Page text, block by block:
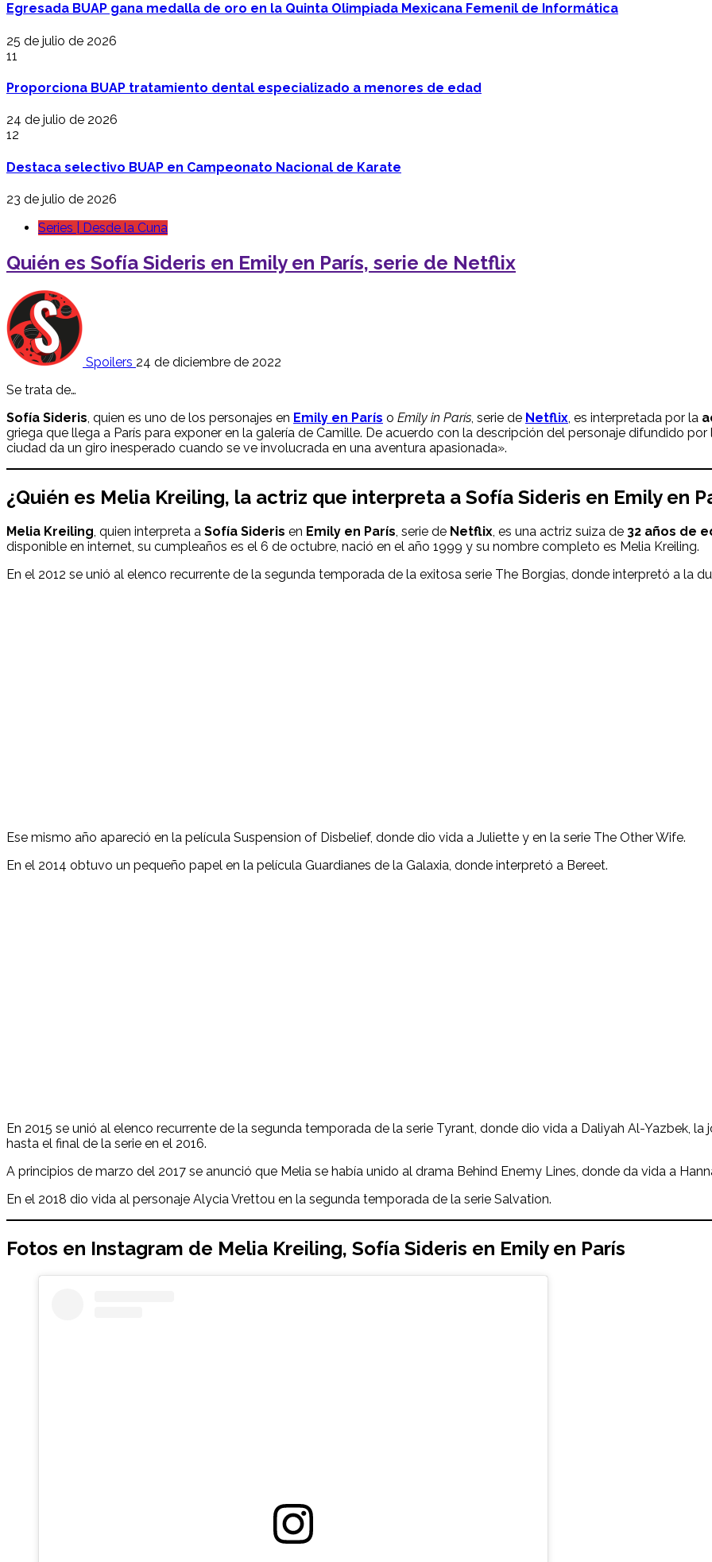
Egresada BUAP gana medalla de oro en la Quinta Olimpiada Mexicana Femenil de Informática
25 de julio de 2026
11
Proporciona BUAP tratamiento dental especializado a menores de edad
24 de julio de 2026
12
Destaca selectivo BUAP en Campeonato Nacional de Karate
23 de julio de 2026
Series | Desde la Cuna
Quién es Sofía Sideris en Emily en París, serie de Netflix
Spoilers 24 de diciembre de 2022
Se trata de…
Sofía Sideris , quien es uno de los personajes en Emily en París o Emily in París , serie de Netflix , es interpretada por la
griega que llega a París para exponer en la galería de Camille. De acuerdo con la descripción del personaje difundido
ciudad da un giro inesperado cuando se ve involucrada en una aventura apasionada».
¿Quién es Melia Kreiling, la actriz que interpreta a Sofía Sideris en Emily en
Melia Kreiling, quien interpreta a Sofía Sideris en Emily en París, serie de Netflix, es una actriz suiza de 32 años de
disponible en internet, su cumpleaños es el 6 de octubre, nació en el año 1999 y su nombre completo es Melia Kreiling.
En el 2012 se unió al elenco recurrente de la segunda temporada de la exitosa serie The Borgias, donde interpretó a la
Ese mismo año apareció en la película Suspension of Disbelief, donde dio vida a Juliette y en la serie The Other Wife.
En el 2014 obtuvo un pequeño papel en la película Guardianes de la Galaxia, donde interpretó a Bereet.
En 2015 se unió al elenco recurrente de la segunda temporada de la serie Tyrant, donde dio vida a Daliyah Al-Yazbek,
hasta el final de la serie en el 2016.
A principios de marzo del 2017 se anunció que Melia se había unido al drama Behind Enemy Lines, donde da vida a
En el 2018 dio vida al personaje Alycia Vrettou en la segunda temporada de la serie Salvation.
Fotos en Instagram de Melia Kreiling, Sofía Sideris en Emily en París